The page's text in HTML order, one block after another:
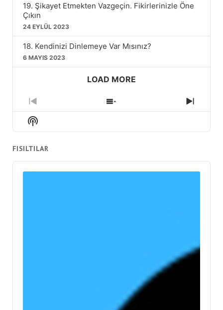
19. Şikayet Etmekten Vazgeçin. Fikirlerinizle Öne
Çıkın
24 EYLÜL 2023
18. Kendinizi Dinlemeye Var Mısınız?
6 MAYIS 2023
LOAD MORE
Previous
Episode
Show
Episodes
Next
Show
Podcast
FISILTILAR
Audio
Player